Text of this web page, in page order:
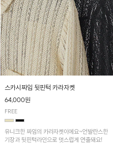
스카시짜임 뒷핀턱 카라자켓
64,000원
FREE
유니크한 짜임의 카라자켓이에요~언발란스한
기장과 뒷핀턱라인으로 멋스럽게 연출돼요!